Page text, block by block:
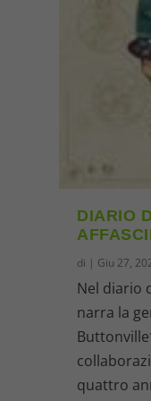
DIARIO
di | Giu 27,
Nel diario
narra la
quattro